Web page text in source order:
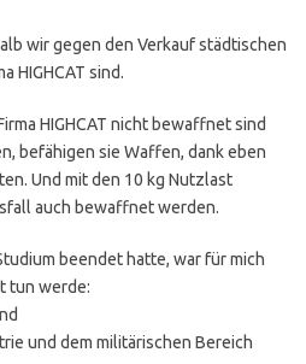
wir gegen den Verkauf städtischen
HIGHCAT sind.
HIGHCAT nicht bewaffnet sind
befähigen sie Waffen, dank eben
Und mit den 10 kg Nutzlast
auch bewaffnet werden.
beendet hatte, war für mich
tun werde:
und dem militärischen Bereich